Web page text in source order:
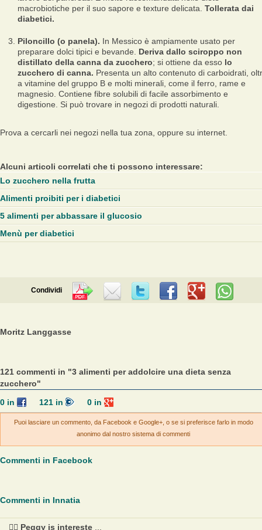
macrobiotiche per il suo sapore e texture delicata. Tollerata dai
diabetici.
Piloncillo (o panela). In Messico è ampiamente usato per
preparare dolci tipici e bevande. Deriva dallo sciroppo non
distillato della canna da zucchero; si ottiene da esso lo
zucchero di canna. Presenta un alto contenuto di carboidrati,
a vitamine del gruppo B e molti minerali, come il ferro, rame e
magnesio. Contiene fibre solubili di facile assorbimento e
digestione. Si può trovare in negozi di prodotti naturali.
Prova a cercarli nei negozi nella tua zona, oppure su internet.
Alcuni articoli correlati che ti possono interessare:
Lo zucchero nella frutta
Alimenti proibiti per i diabetici
5 alimenti per abbassare il glucosio
Menù per diabetici
Condividi
Moritz Langgasse
121 commenti in "3 alimenti per addolcire una dieta senza
zucchero"
0in 121in 0 in
Puoi lasciare un commento, da Facebook e Google+, o se si preferisce farlo in modo
anonimo dal nostro sistema di commenti
Commenti in Facebook
Commenti in Innatia
❤️‍🔥 Peggy is intereste